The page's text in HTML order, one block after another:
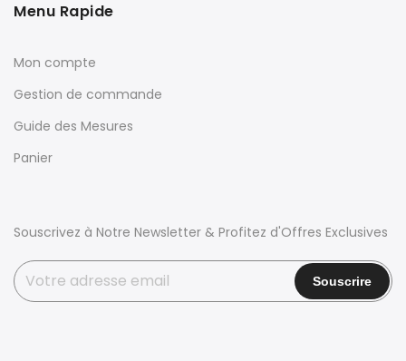
Menu Rapide
Mon compte
Gestion de commande
Guide des Mesures
Panier
Souscrivez à Notre Newsletter & Profitez d'Offres Exclusives